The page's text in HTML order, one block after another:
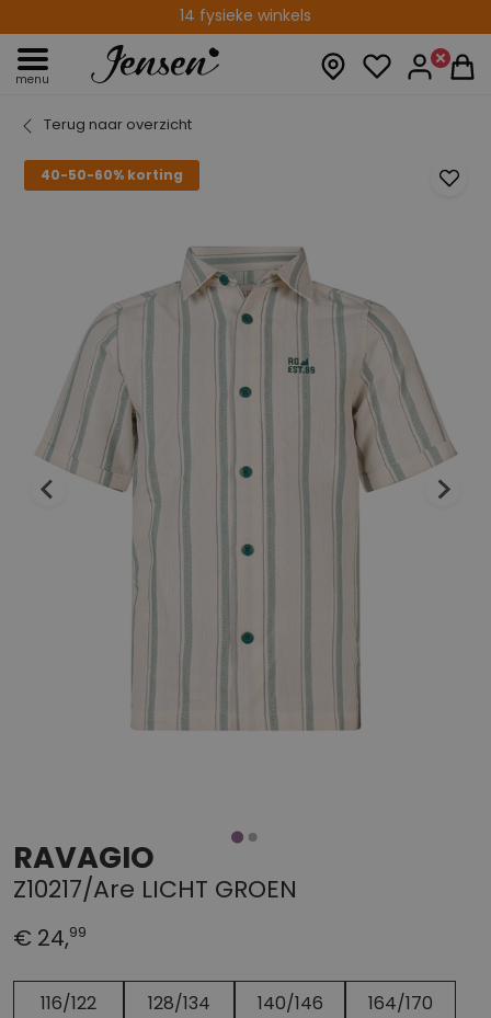
14 fysieke winkels
menu
Terug naar overzicht
40-50-60% korting
RAVAGIO
Z10217/Are LICHT GROEN
€ 24,99
Een paar stuks op voorraad
Bijna uitverkocht
116/122 128/134 140/146
164/170